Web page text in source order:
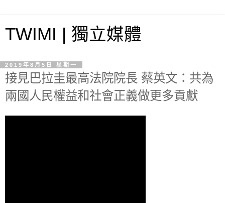
TWIMI | 獨立媒體
2019年8月5日 星期一
接見巴拉圭最高法院院長 蔡英文：共為
兩國人民權益和社會正義做更多貢獻